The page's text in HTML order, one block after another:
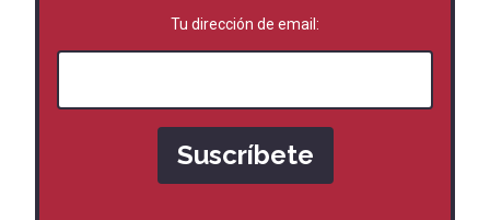
Tu dirección de email: